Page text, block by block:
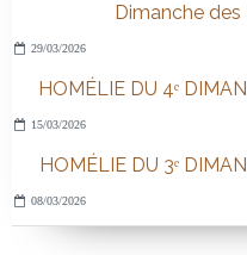
Dimanche
29/03/2026
HOMÉLIE DU 4ᵉ
15/03/2026
HOMÉLIE DU 3ᵉ
08/03/2026